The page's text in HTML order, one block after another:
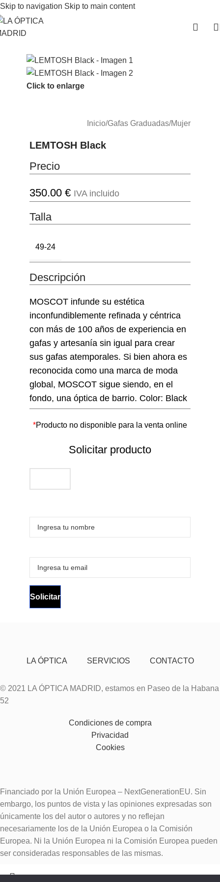
Skip to navigation Skip to main content
Click to enlarge
Inicio/Gafas Graduadas/Mujer
LEMTOSH Black
Precio
350.00 € IVA incluido
Talla
49-24
Descripción
MOSCOT infunde su estética
inconfundiblemente refinada y céntrica
con más de 100 años de experiencia en
gafas y artesanía sin igual para crear
sus gafas atemporales. Si bien ahora es
reconocida como una marca de moda
global, MOSCOT sigue siendo, en el
fondo, una óptica de barrio. Color: Black
*Producto no disponible para la venta online
Solicitar producto
LA ÓPTICA SERVICIOS CONTACTO
© 2021 LA ÓPTICA MADRID, estamos en Paseo de la Habana
52
Condiciones de compra
Privacidad
Cookies
Financiado por la Unión Europea – NextGenerationEU. Sin
embargo, los puntos de vista y las opiniones expresadas son
únicamente los del autor o autores y no reflejan
necesariamente los de la Unión Europea o la Comisión
Europea. Ni la Unión Europea ni la Comisión Europea pueden
ser consideradas responsables de las mismas.